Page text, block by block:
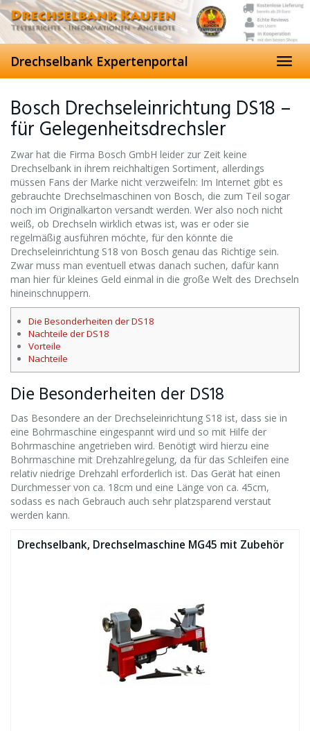
Skip
to
main
content
Drechselbank Expertenportal
Bosch Drechseleinrichtung DS18 –
für Gelegenheitsdrechsler
Zwar hat die Firma Bosch GmbH leider zur Zeit keine
Drechselbank in ihrem reichhaltigen Sortiment, allerdings
müssen Fans der Marke nicht verzweifeln: Im Internet gibt es
gebrauchte Drechselmaschinen von Bosch, die zum Teil sogar
noch im Originalkarton versandt werden. Wer also noch nicht
weiß, ob Drechseln wirklich etwas ist, was er oder sie
regelmäßig ausführen möchte, für den könnte die
Drechseleinrichtung S18 von Bosch genau das Richtige sein.
Zwar muss man eventuell etwas danach suchen, dafür kann
man hier für kleines Geld einmal in die große Welt des Drechseln
hineinschnuppern.
Die Besonderheiten der DS18
Nachteile der DS18
Vorteile
Nachteile
Die Besonderheiten der DS18
Das Besondere an der Drechseleinrichtung S18 ist, dass sie in
eine Bohrmaschine eingespannt wird und so mit Hilfe der
Bohrmaschine angetrieben wird. Benötigt wird hierzu eine
Bohrmaschine mit Drehzahlregelung, da für das Schleifen eine
relativ niedrige Drehzahl erforderlich ist. Das Gerät hat einen
Durchmesser von ca. 18cm und eine Länge von ca. 45cm,
sodass es nach Gebrauch auch sehr platzsparend verstaut
werden kann.
Drechselbank, Drechselmaschine MG45 mit Zubehör